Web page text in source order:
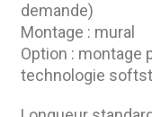
demande)
Montage : mural
Option : montage
technologie